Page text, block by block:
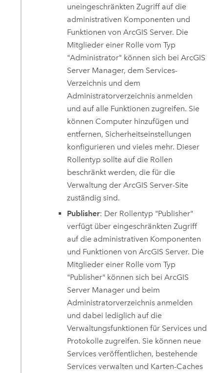
uneingeschränkten Zugriff auf die
administrativen Komponenten und
Funktionen von ArcGIS Server. Die
Mitglieder einer Rolle vom Typ
"Administrator" können sich bei ArcGIS
ServerManager, dem Services-
Verzeichnis und dem
Administratorverzeichnis anmelden
und auf alle Funktionen zugreifen. Sie
können Computer hinzufügen und
entfernen, Sicherheitseinstellungen
konfigurieren und vieles mehr. Dieser
Rollentyp sollte auf die Rollen
beschränkt werden, die für die
Verwaltung der ArcGIS Server-Site
zuständig sind.
Publisher: Der Rollentyp "Publisher"
verfügt über eingeschränkten Zugriff
auf die administrativen Komponenten
und Funktionen von ArcGIS Server. Die
Mitglieder einer Rolle vom Typ
"Publisher" können sich bei ArcGIS
ServerManager und beim
Administratorverzeichnis anmelden
und dabei lediglich auf die
Verwaltungsfunktionen für Services und
Protokolle zugreifen. Sie können neue
Services veröffentlichen, bestehende
Services verwalten und Karten-Caches